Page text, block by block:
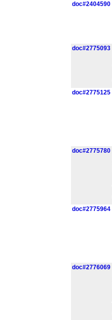
doc#2404590
doc#2775093
doc#2775125
doc#2775780
doc#2775964
doc#2776069